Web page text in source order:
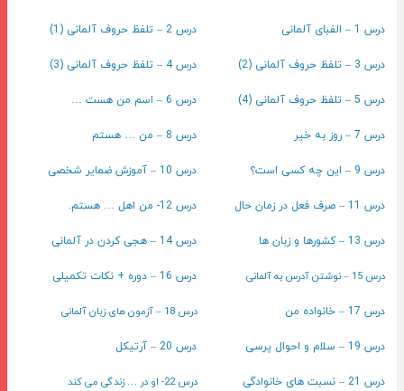
درس 1 – الفبای آلمانی درس 2 – تلفظ حروف آلمانی (1)
درس 3 – تلفظ حروف آلمانی (2) درس 4 – تلفظ حروف آلمانی (3)
درس 5 – تلفظ حروف آلمانی (4) درس 6 – اسم من هست …
درس 7 – روز به خیر درس 8 – من … هستم
درس 9 – این چه کسی است؟ درس 10 – آموزش ضمایر شخصی
درس 11 – صرف فعل در زمان حال درس 12- من اهل … هستم.
درس 13 – کشورها و زبان ها درس 14 – هجی کردن در آلمانی
درس 15 – نوشتن آدرس به آلمانی درس 16 – دوره + نکات تکمیلی
درس 17 – خانواده من درس 18 – آزمون های زبان آلمانی
درس 19 – سلام و احوال پرسی درس 20 – آرتیکل
درس 21 – نسبت های خانوادگی درس 22- او در … زندگی می کند